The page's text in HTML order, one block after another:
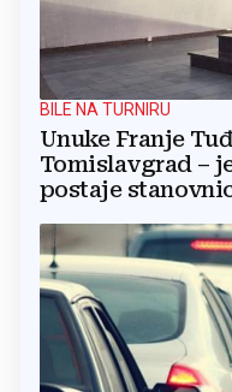
BILE NA TURNIRU
Unuke Franje
Tomislavgrad –
postaje